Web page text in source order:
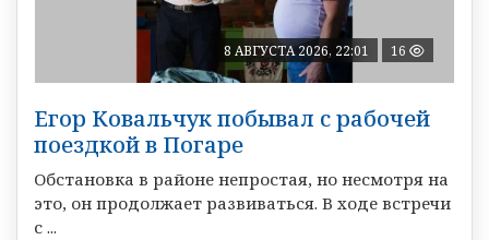
8 АВГУСТА 2026, 22:01 16
Егор Ковальчук побывал с рабочей
поездкой в Погаре
Обстановка в районе непростая, но несмотря на
это, он продолжает развиваться. В ходе встречи
с ...